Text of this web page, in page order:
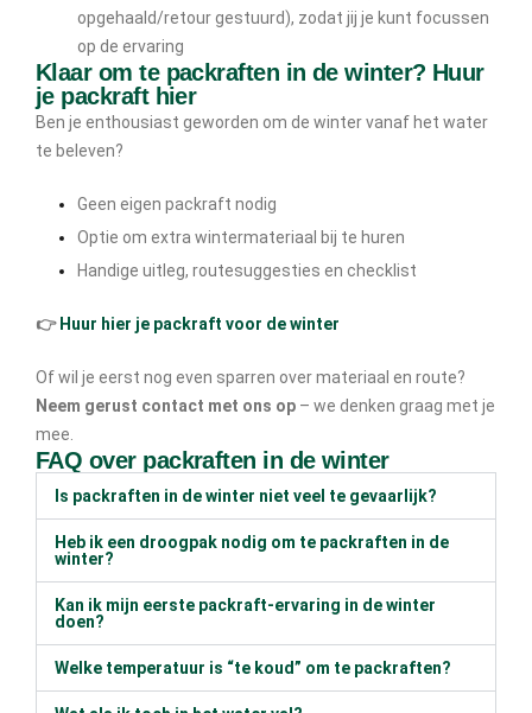
opgehaald/retour gestuurd), zodat jij je kunt focussen
op de ervaring
Klaar om te packraften in de winter? Huur
je packraft hier
Ben je enthousiast geworden om de winter vanaf het water
te beleven?
Geen eigen packraft nodig
Optie om extra wintermateriaal bij te huren
Handige uitleg, routesuggesties en checklist
👉 Huur hier je packraft voor de winter
Of wil je eerst nog even sparren over materiaal en route?
Neem gerust contact met ons op – we denken graag met je
mee.
FAQ over packraften in de winter
Is packraften in de winter niet veel te gevaarlijk?
Heb ik een droogpak nodig om te packraften in de
winter?
Kan ik mijn eerste packraft-ervaring in de winter
doen?
Welke temperatuur is “te koud” om te packraften?